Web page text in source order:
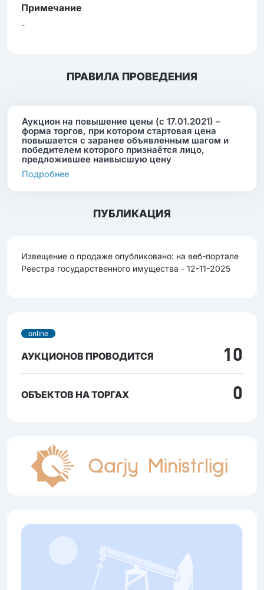
Примечание
-
ПРАВИЛА ПРОВЕДЕНИЯ
Аукцион на повышение цены (с 17.01.2021) –
форма торгов, при котором стартовая цена
повышается с заранее объявленным шагом и
победителем которого признаётся лицо,
предложившее наивысшую цену
Подробнее
ПУБЛИКАЦИЯ
Извещение о продаже опубликовано: на веб-портале
Реестра государственного имущества - 12-11-2025
online
АУКЦИОНОВ ПРОВОДИТСЯ 10
ОБЪЕКТОВ НА ТОРГАХ 0